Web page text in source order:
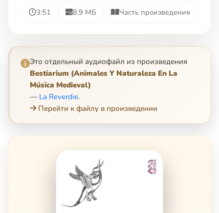
3:51 8.9 МБ Часть произведения
Это отдельный аудиофайл из произведения
Bestiarium (Animales Y Naturaleza En La
Música Medieval)
— La Reverdie.
Перейти к файлу в произведении